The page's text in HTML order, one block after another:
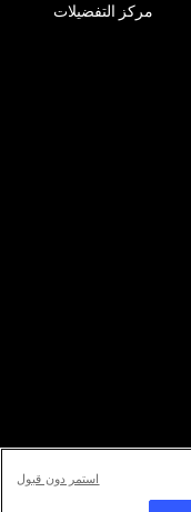
مركز التفضيلات
استمر دون قبول